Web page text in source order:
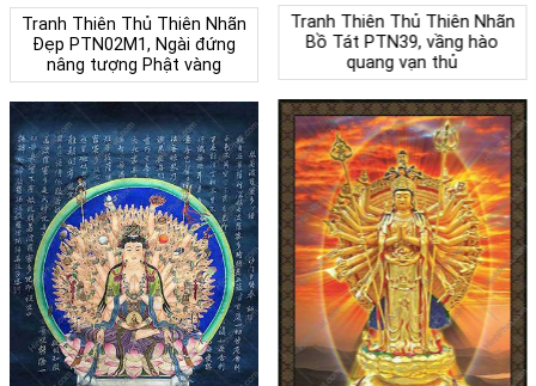
Tranh Thiên Thủ Thiên Nhãn
Đẹp PTN02M1, Ngài đứng
nâng tượng Phật vàng
Tranh Thiên Thủ Thiên Nhãn
Bồ Tát PTN39, vầng hào
quang vạn thủ